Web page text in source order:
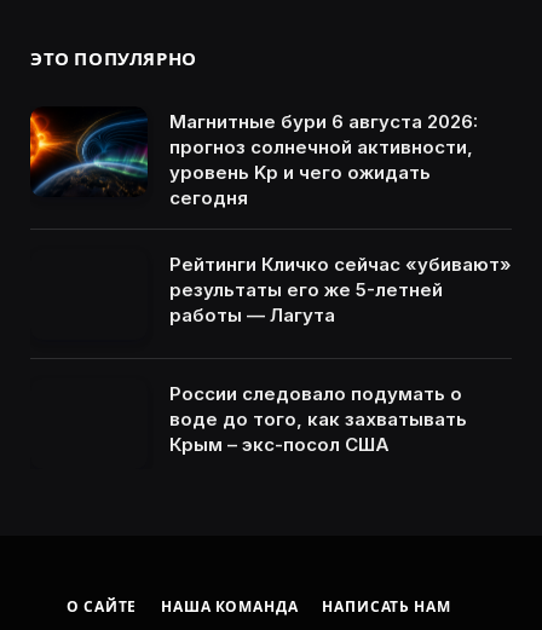
ЭТО ПОПУЛЯРНО
Магнитные бури 6 августа 2026:
прогноз солнечной активности,
уровень Kp и чего ожидать
сегодня
Рейтинги Кличко сейчас «убивают»
результаты его же 5-летней
работы — Лагута
России следовало подумать о
воде до того, как захватывать
Крым – экс-посол США
О САЙТЕ НАША КОМАНДА НАПИСАТЬ НАМ